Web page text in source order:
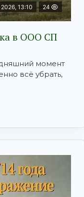
13:10 24
в ООО СП
момент
всё убрать,